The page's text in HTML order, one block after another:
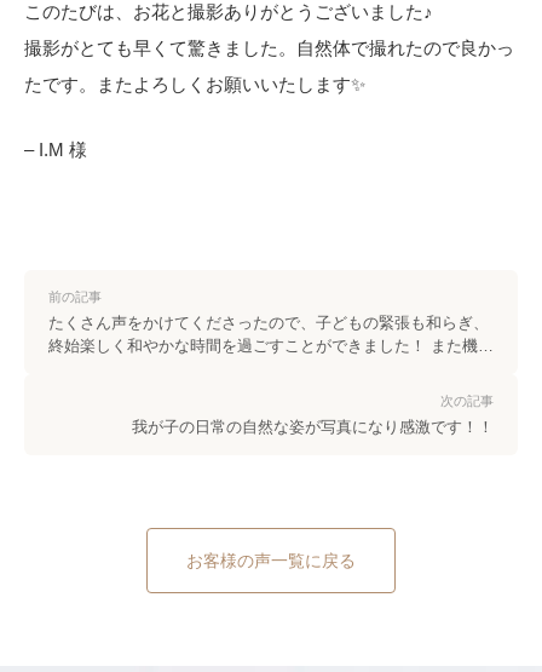
このたびは、お花と撮影ありがとうございました♪
撮影がとても早くて驚きました。自然体で撮れたので良かっ
たです。またよろしくお願いいたします✨
– I.M 様
前の記事
たくさん声をかけてくださったので、子どもの緊張も和らぎ、
終始楽しく和やかな時間を過ごすことができました！ また機会
次の記事
我が子の日常の自然な姿が写真になり感激です！！
お客様の声一覧に戻る